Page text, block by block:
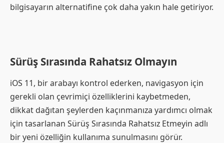
bilgisayarın alternatifine çok daha yakın hale getiriyor.
Sürüş Sırasında Rahatsız Olmayın
iOS 11, bir arabayı kontrol ederken, navigasyon için
gerekli olan çevrimiçi özelliklerini kaybetmeden,
dikkat dağıtan şeylerden kaçınmanıza yardımcı olmak
için tasarlanan Sürüş Sırasında Rahatsız Etmeyin adlı
bir yeni özelliğin kullanıma sunulmasını görür.